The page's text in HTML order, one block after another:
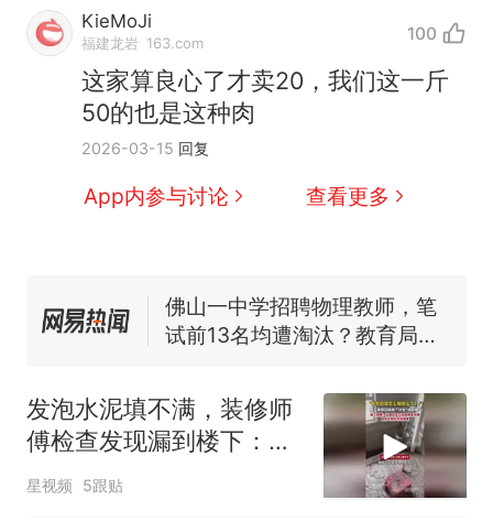
KieMoJi
福建龙岩 163.com 100
这家算良心了才卖20，我们这一斤
50的也是这种肉
2026-03-15 回复
App内参与讨论 查看更多
因老师一句“跟我回家”改写了
人生
新
费大厨“全国小炒肉大王”称
号，仅凭视频评出？中国烹饪
协会回应
美国渔民钓获鲨鱼徒手将其拽
回大海 目击者直呼震惊 （视频
来源：参考消息）
笔试第一被第二名传话劝弃考
已叫停招聘，成立调查组全面
核查
台风"白海豚"中心附近最大风
力已达15级 最新研判
因老师一句“跟我回家”改写了
人生
发泡水泥填不满，装修师
傅检查发现漏到楼下：出
风口未延伸到外墙
星视频 5跟贴